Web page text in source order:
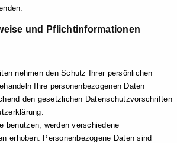
und Pflicht­informationen
nehmen den Schutz Ihrer persönlichen
Ihre personenbezogenen Daten
den gesetzlichen Datenschutzvorschriften
benutzen, werden verschiedene
erhoben. Personenbezogene Daten sind